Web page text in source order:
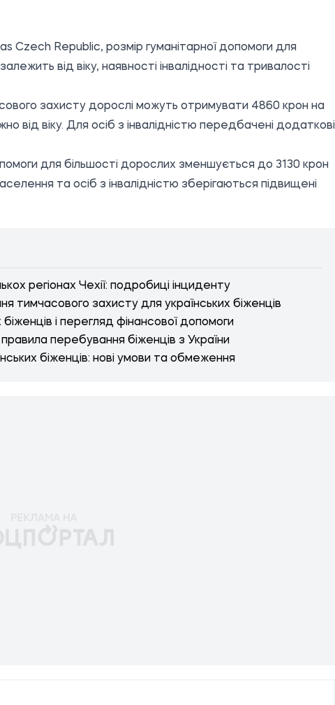
Czech Republic, розмір гуманітарної допомоги для
від віку, наявності інвалідності та тривалості
захисту дорослі можуть отримувати 4860 крон на
від віку. Для осіб з інвалідністю передбачені додаткові
для більшості дорослих зменшується до 3130 крон
та осіб з інвалідністю зберігаються підвищені
регіонах Чехії: подробиці інциденту
тимчасового захисту для українських біженців
і перегляд фінансової допомоги
перебування біженців з України
біженців: нові умови та обмеження